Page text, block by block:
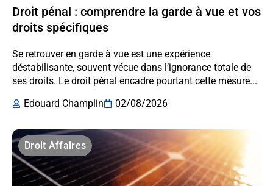
Droit pénal : comprendre la garde à vue et vos
droits spécifiques
Se retrouver en garde à vue est une expérience
déstabilisante, souvent vécue dans l’ignorance totale de
ses droits. Le droit pénal encadre pourtant cette mesure...
Edouard Champlin
02/08/2026
Droit Affaires